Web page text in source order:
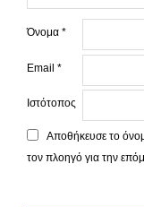
Όνομα *
Email *
Ιστότοπος
Αποθήκευσε το
τον πλοηγό για την